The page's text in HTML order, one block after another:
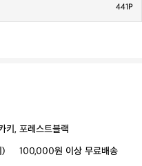
441P
키, 포레스트블랙
) 100,000원 이상 무료배송